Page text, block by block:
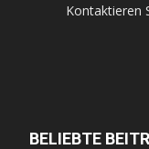
Kontaktieren
BELIEBTE